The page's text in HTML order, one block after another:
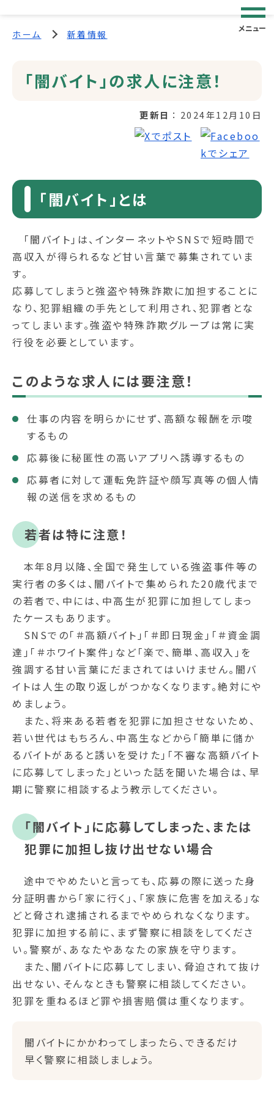
メニュー
ホーム 新着情報
｢闇バイト｣の求人に注意！
更新日 2024年12月10日
｢闇バイト｣とは
｢闇バイト｣は、インターネットやSNSで短時間で
高収入が得られるなど甘い言葉で募集されていま
す。
応募してしまうと強盗や特殊詐欺に加担することに
なり、犯罪組織の手先として利用され、犯罪者とな
ってしまいます。強盗や特殊詐欺グループは常に実
行役を必要としています。
このような求人には要注意！
仕事の内容を明らかにせず、高額な報酬を示唆
するもの
応募後に秘匿性の高いアプリへ誘導するもの
応募者に対して運転免許証や顔写真等の個人情
報の送信を求めるもの
若者は特に注意！
本年8月以降、全国で発生している強盗事件等の
実行者の多くは、闇バイトで集められた20歳代まで
の若者で、中には、中高生が犯罪に加担してしまっ
たケースもあります。
SNSでの｢＃高額バイト｣｢＃即日現金｣｢＃資金調
達｣｢＃ホワイト案件｣など｢楽で、簡単、高収入｣を
強調する甘い言葉にだまされてはいけません。闇バ
イトは人生の取り返しがつかなくなります。絶対にや
めましょう。
また、将来ある若者を犯罪に加担させないため、
若い世代はもちろん、中高生などから｢簡単に儲か
るバイトがあると誘いを受けた｣｢不審な高額バイト
に応募してしまった｣といった話を聞いた場合は、早
期に警察に相談するよう教示してください。
｢闇バイト｣に応募してしまった、または
犯罪に加担し抜け出せない場合
途中でやめたいと言っても、応募の際に送った身
分証明書から｢家に行く｣、｢家族に危害を加える｣な
どと脅され逮捕されるまでやめられなくなります。
犯罪に加担する前に、まず警察に相談をしてくださ
い。警察が、あなたやあなたの家族を守ります。
また、闇バイトに応募してしまい、脅迫されて抜け
出せない、そんなときも警察に相談してください。
犯罪を重ねるほど罪や損害賠償は重くなります。
闇バイトにかかわってしまったら、できるだけ
早く警察に相談しましょう。